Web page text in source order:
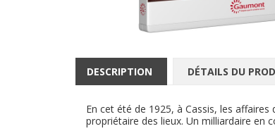
DESCRIPTION DÉTAILS DU
En cet été de 1925, à Cassis, les
propriétaire des lieux. Un milliardaire en